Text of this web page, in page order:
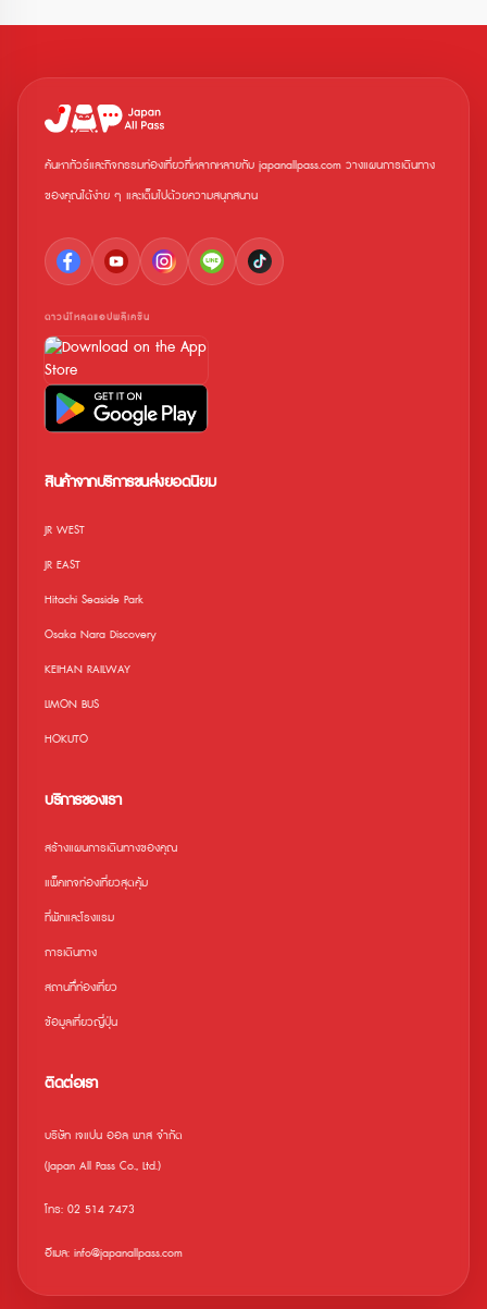
ค้นหาทัวร์และกิจกรรมท่องเที่ยวที่หลากหลายกับ japanallpass.com วางแผนการเดินทาง
ของคุณได้ง่าย ๆ และเต็มไปด้วยความสนุกสนาน
ดาวน์โหลดแอปพลิเคชัน
สินค้าจากบริการขนส่งยอดนิยม
JR WEST
JR EAST
Hitachi Seaside Park
Osaka Nara Discovery
KEIHAN RAILWAY
LIMON BUS
HOKUTO
บริการของเรา
สร้างแผนการเดินทางของคุณ
แพ็คเกจท่องเที่ยวสุดคุ้ม
ที่พักและโรงแรม
การเดินทาง
สถานที่ืท่องเที่ยว
ข้อมูลเที่ยวญี่ปุ่น
ติดต่อเรา
บริษัท เจแปน ออล พาส จำกัด
(Japan All Pass Co., Ltd.)
โทร: 02 514 7473
อีเมล: info@japanallpass.com